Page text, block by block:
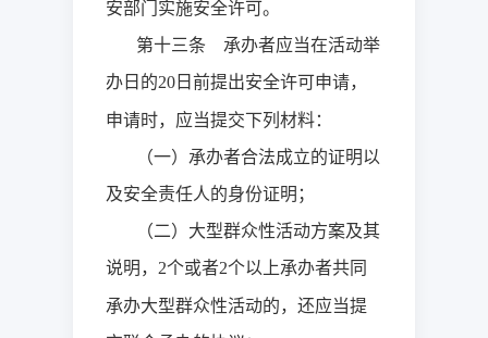
安部门实施安全许可。
第十三条 承办者应当在活动举
办日的20 日前提出安全许可申请，
申请时，应当提交下列材料：
（一）承办者合法成立的证明以
及安全责任人的身份证明；
（二）大型群众性活动方案及其
说明，2个或者2个以上承办者共同
承办大型群众性活动的，还应当提